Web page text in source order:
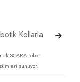
Kollarla
SCARA robot
sunuyor.